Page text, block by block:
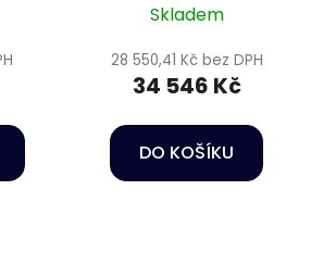
Skladem
28 550,41 Kč bez DPH
34 546 Kč
DO KOŠÍKU